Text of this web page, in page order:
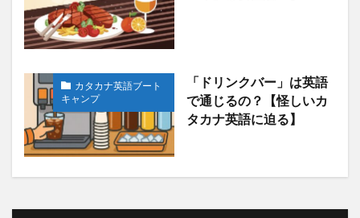
カタカナ英語ブート
キャンプ
「ドリンクバー」は英語
で通じるの？【怪しいカ
タカナ英語に迫る】